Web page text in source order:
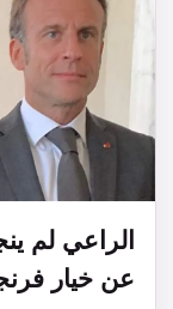
الراعي لم
عن خيار